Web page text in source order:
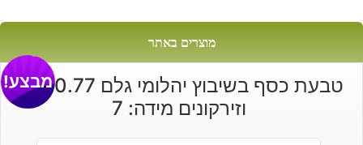
מוצרים באתר
טבעת כסף בשיבוץ יהלומי גלם 0.77 קרט
וזירקונים מידה: 7
מבצע!